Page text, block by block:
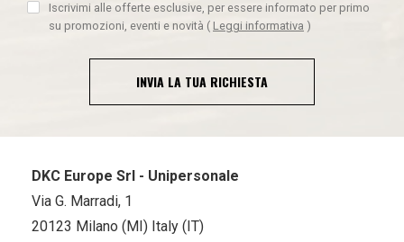
Iscrivimi alle offerte esclusive, per essere informato per primo
su promozioni, eventi e novità ( Leggi informativa )
INVIA LA TUA RICHIESTA
DKC Europe Srl - Unipersonale
Via G. Marradi, 1
20123 Milano (MI) Italy (IT)